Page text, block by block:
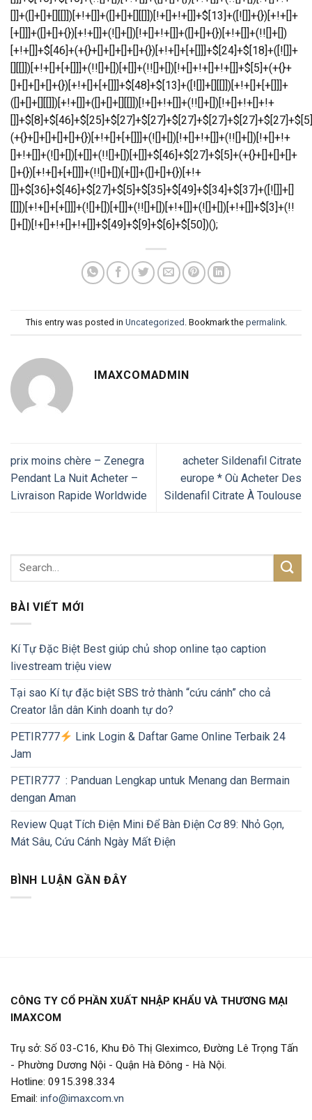
This entry was posted in Uncategorized . Bookmark the permalink.
IMAXCOMADMIN
prix moins chère – Zenegra
Pendant La Nuit Acheter –
Livraison Rapide Worldwide
acheter Sildenafil Citrate
europe * Où Acheter Des
Sildenafil Citrate À Toulouse
BÀI VIẾT MỚI
Kí Tự Đặc Biệt Best giúp chủ shop online tạo caption
livestream triệu view
Tại sao Kí tự đặc biệt SBS trở thành “cứu cánh” cho cả
Creator lẫn dân Kinh doanh tự do?
PETIR777
Link Login & Daftar Game Online Terbaik 24
Jam
PETIR777 : Panduan Lengkap untuk Menang dan Bermain
dengan Aman
Review Quạt Tích Điện Mini Để Bàn Điện Cơ 89: Nhỏ Gọn,
Mát Sâu, Cứu Cánh Ngày Mất Điện
BÌNH LUẬN GẦN ĐÂY
CÔNG TY CỔ PHẦN XUẤT NHẬP KHẨU VÀ THƯƠNG MẠI
IMAXCOM
Trụ sở: Số 03-C16, Khu Đô Thị Gleximco, Đường Lê Trọng Tấn
- Phường Dương Nội - Quận Hà Đông - Hà Nội.
Hotline: 0915.398.334
Email: info@imaxcom.vn